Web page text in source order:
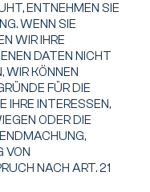
ENTNEHMEN SIE
WENN SIE
WIR IHRE
DATEN NICHT
WIR KÖNNEN
FÜR DIE
IHRE INTERESSEN,
ODER DIE
VON
NACH ART. 21